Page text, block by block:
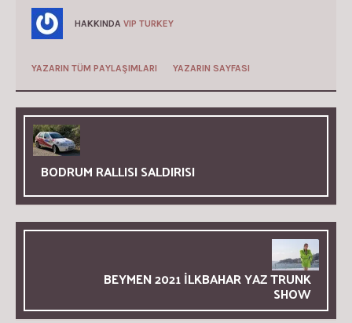
HAKKINDA VIP TURKEY
YAZARIN TÜM PAYLAŞIMLARI YAZARIN SAYFASI
BODRUM RALLISI SALDIRISI
BEYMEN 2021 İLKBAHAR YAZ TRUNK
SHOW